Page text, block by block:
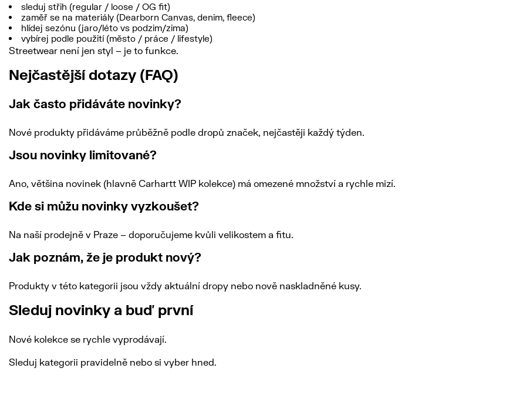
sleduj střih (regular / loose / OG fit)
zaměř se na materiály (Dearborn Canvas, denim, fleece)
hlídej sezónu (jaro/léto vs podzim/zima)
vybírej podle použití (město / práce / lifestyle)
Streetwear není jen styl – je to funkce.
Nejčastější dotazy (FAQ)
Jak často přidáváte novinky?
Nové produkty přidáváme průběžně podle dropů značek, nejčastěji každý týden.
Jsou novinky limitované?
Ano, většina novinek (hlavně Carhartt WIP kolekce) má omezené množství a rychle mizí.
Kde si můžu novinky vyzkoušet?
Na naší prodejně v Praze – doporučujeme kvůli velikostem a fitu.
Jak poznám, že je produkt nový?
Produkty v této kategorii jsou vždy aktuální dropy nebo nově naskladněné kusy.
Sleduj novinky a buď první
Nové kolekce se rychle vyprodávají.
Sleduj kategorii pravidelně nebo si vyber hned.